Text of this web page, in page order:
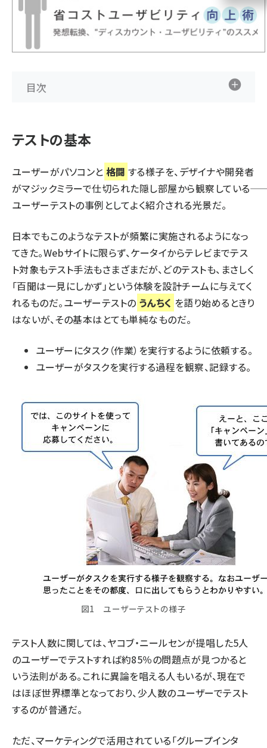
目次
テストの基本
ユーザーがパソコンと 格闘 する様子を、デザイナや開発者
がマジックミラーで仕切られた隠し部屋から観察している――
ユーザーテストの事例としてよく紹介される光景だ。
日本でもこのようなテストが頻繁に実施されるようになっ
てきた。Webサイトに限らず、ケータイからテレビまでテス
ト対象もテスト手法もさまざまだが、どのテストも、まさしく
「百聞は一見にしかず」という体験を設計チームに与えてく
れるものだ。ユーザーテストの うんちく を語り始めるときり
はないが、その基本はとても単純なものだ。
ユーザーにタスク（作業）を実行するように依頼する。
ユーザーがタスクを実行する過程を観察、記録する。
図1 ユーザーテストの様子
テスト人数に関しては、ヤコブ・ニールセンが提唱した5人
のユーザーでテストすれば約85％の問題点が見つかると
いう法則がある。これに異論を唱える人もいるが、現在で
はほぼ世界標準となっており、少人数のユーザーでテスト
するのが普通だ。
ただ、マーケティングで活用されている「グループインタ